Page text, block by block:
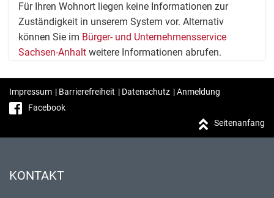
Für Ihren Wohnort liegen keine Informationen zur
Zuständigkeit in unserem System vor. Alternativ
können Sie im Bürger- und Unternehmensservice
Sachsen-Anhalt weitere Informationen abrufen.
Impressum | Barrierefreiheit | Datenschutz |Anmeldung
Facebook
Seitenanfang
KONTAKT